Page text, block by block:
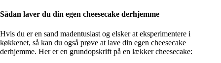
Sådan laver du din egen cheesecake derhjemme
Hvis du er en sand madentusiast og elsker at eksperimentere i
køkkenet, så kan du også prøve at lave din egen cheesecake
derhjemme. Her er en grundopskrift på en lækker cheesecake: